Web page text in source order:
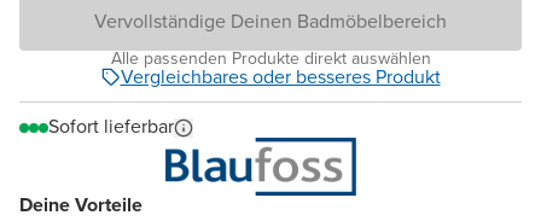
Deine Vorteile
Vervollständige Deinen Badmöbelbereich
Alle passenden Produkte direkt auswählen
Vergleichbares oder besseres Produkt
Sofort lieferbar